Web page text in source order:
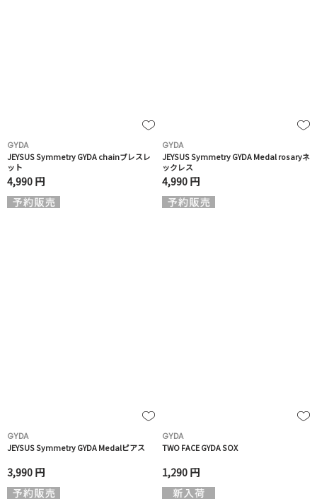
GYDA
JEYSUS Symmetry GYDA chainブレスレ
ット
4,990 円
GYDA
JEYSUS Symmetry GYDA Medal rosaryネ
ックレス
4,990 円
GYDA
JEYSUS Symmetry GYDA Medalピアス
3,990 円
GYDA
TWO FACE GYDA SOX
1,290 円